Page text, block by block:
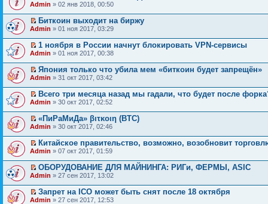
Admin » 02 янв 2018, 00:50
Биткоин выходит на биржу
Admin » 01 ноя 2017, 03:29
1 ноября в России начнут блокировать VPN-сервисы
Admin » 01 ноя 2017, 00:38
Япония только что убила мем «биткоин будет запрещён»
Admin » 31 окт 2017, 03:42
Всего три месяца назад мы гадали, что будет после
Admin » 30 окт 2017, 02:52
«ПиРаМиДа» βιτκοιη (BTC)
Admin » 30 окт 2017, 02:46
Китайское правительство, возможно, возобновит
Admin » 07 окт 2017, 01:59
ОБОРУДОВАНИЕ ДЛЯ МАЙНИНГА: РИГи, ФЕРМЫ, ASIC
Admin » 27 сен 2017, 13:02
Зап­рет на ICO может быть снят после 18 октября
Admin » 27 сен 2017, 12:53